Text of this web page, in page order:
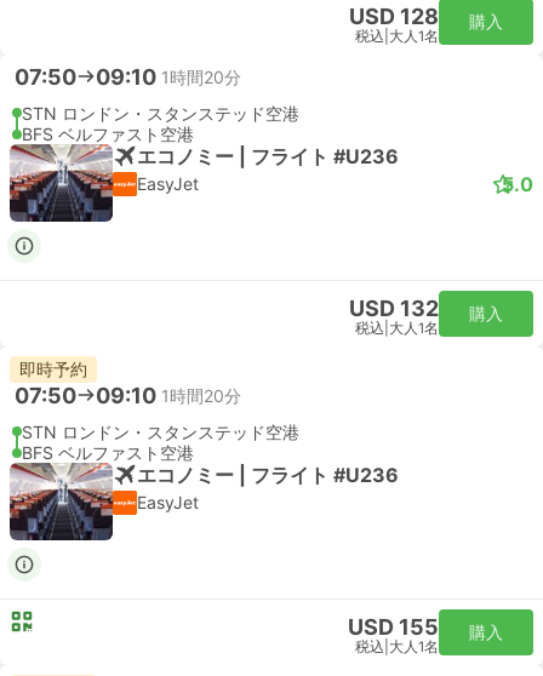
USD 128
税込 大人1名
購入
07:50 09:10 1時間20分
STN ロンドン・スタンステッド空港
BFS ベルファスト空港
エコノミー | フライト #U236
EasyJet 5.0
USD 132
税込 大人1名
購入
即時予約
07:50 09:10 1時間20分
STN ロンドン・スタンステッド空港
BFS ベルファスト空港
エコノミー | フライト #U236
EasyJet
USD 155
税込 大人1名
購入